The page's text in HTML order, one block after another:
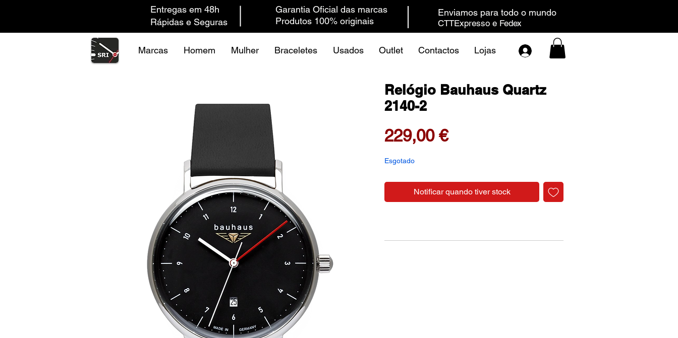
Entregas em 48h
Rápidas e Seguras
Produtos 100% originais
Garantia Oficial das marcas Enviamos para todo o mundo
CTTExpresso e Fedex
Marcas Homem Mulher Braceletes Usados Outlet Contactos Lojas
Relógio Bauhaus Quartz
2140-2
229,00 €Preço
Esgotado
Notificar quando tiver stock